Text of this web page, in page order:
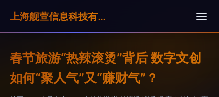
上海舰萱信息科技有限公司
春节旅游“热辣滚烫”背后 数字文创
如何“聚人气”又“赚财气”？